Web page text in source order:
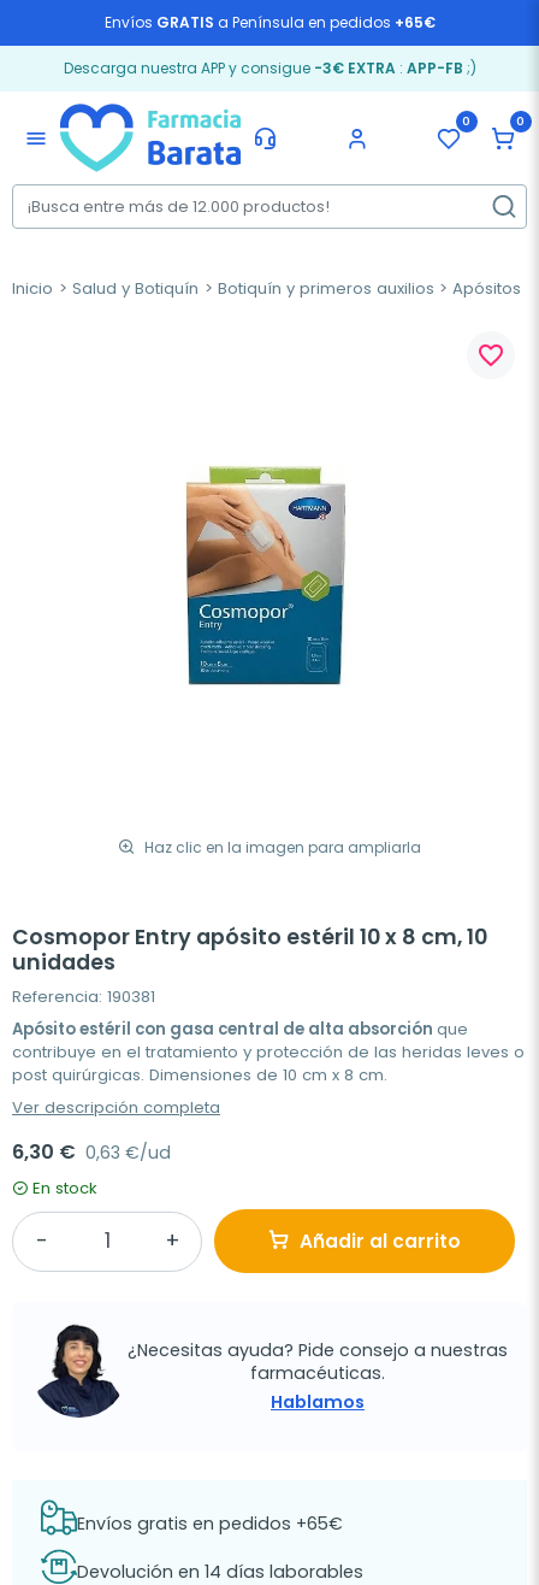
Envíos GRATIS a Península en pedidos +65€
Descarga nuestra APP y consigue -3€ EXTRA: APP-FB ;)
menu
0 0
Inicio Salud y Botiquín Botiquín y primeros auxilios Apósitos
Haz clic en la imagen para ampliarla
favorite_border
Cosmopor Entry apósito estéril 10 x 8 cm, 10
unidades
Referencia: 190381
Apósito estéril con gasa central de alta absorción que
contribuye en el tratamiento y protección de las heridas leves o
post quirúrgicas. Dimensiones de 10 cm x 8 cm.
Ver descripción completa
6,30 € 0,63 €/ud
En stock
Añadir al carrito
¿Necesitas ayuda? Pide consejo a nuestras
farmacéuticas.
Hablamos
Envíos gratis en pedidos +65€
Devolución en 14 días laborables